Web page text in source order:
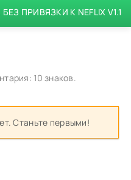
ПРИВЯЗКИ К NEFLIX V1.1
10 знаков.
Станьте первыми!